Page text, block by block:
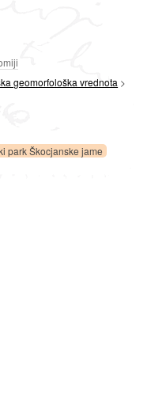
geomorfološka vrednota >
park Škocjanske jame